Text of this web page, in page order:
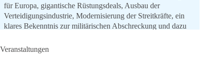
für Europa, gigantische Rüstungsdeals, Ausbau der
Verteidigungsindustrie, Modernisierung der Streitkräfte, ein
klares Bekenntnis zur militärischen Abschreckung und dazu
Veranstaltungen